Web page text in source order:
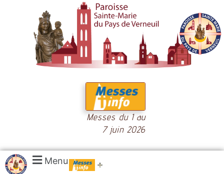
Messes du 1 au
7 juin 2026
Menu Messes